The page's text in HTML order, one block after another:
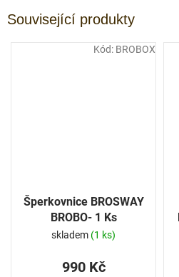
Související produkty
Šperkovnice BROSWAY
BROBO- 1 Ks
skladem (1 ks)
990 Kč
Kód: BROBOX